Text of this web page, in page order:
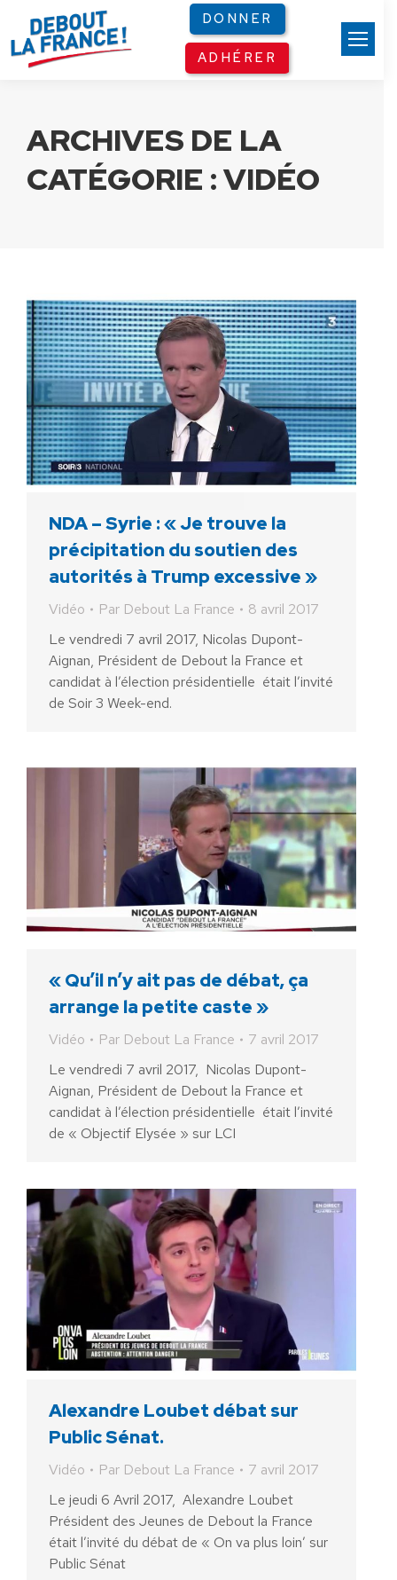
DONNER
ADHÉRER
ARCHIVES DE LA
CATÉGORIE :VIDÉO
NDA – Syrie : « Je trouve la
précipitation du soutien des
autorités à Trump excessive »
Vidéo Par Debout La France
8 avril 2017
Le vendredi 7 avril 2017, Nicolas Dupont-
Aignan, Président de Debout la France et
candidat à l’élection présidentielle était l’invité
de Soir 3 Week-end.
« Qu’il n’y ait pas de débat, ça
arrange la petite caste »
Vidéo Par Debout La France
7 avril 2017
Le vendredi 7 avril 2017, Nicolas Dupont-
Aignan, Président de Debout la France et
candidat à l’élection présidentielle était l’invité
de « Objectif Elysée » sur LCI
Alexandre Loubet débat sur
Public Sénat.
Vidéo Par Debout La France
7 avril 2017
Le jeudi 6 Avril 2017, Alexandre Loubet
Président des Jeunes de Debout la France
était l’invité du débat de « On va plus loin’ sur
Public Sénat
Panneau de gestion des cookies